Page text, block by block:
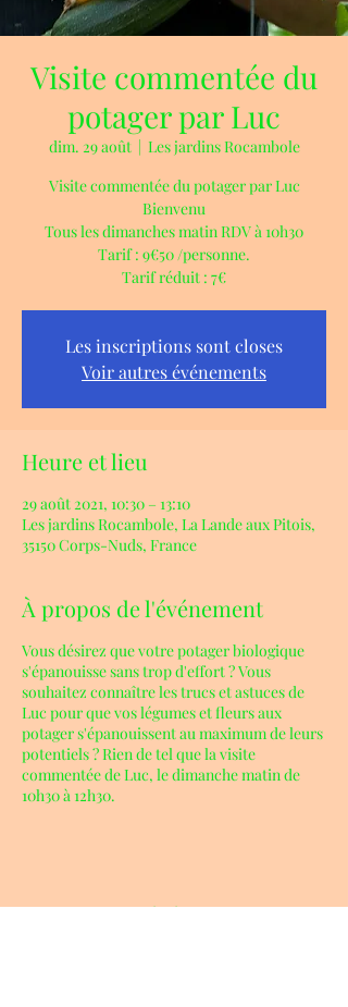
Visite commentée du
potager par Luc
dim. 29 août
  |
Les jardins Rocambole
Visite commentée du potager par Luc
Bienvenu
Tous les dimanches matin RDV à 10h30
Tarif : 9€50 /personne.
Tarif réduit : 7€
Les inscriptions sont closes
Voir autres événements
Heure et lieu
29 août 2021, 10:30 – 13:10
Les jardins Rocambole, La Lande aux Pitois,
35150 Corps-Nuds, France
À propos de l'événement
Vous désirez que votre potager biologique
s'épanouisse sans trop d'effort ? Vous
souhaitez connaître les trucs et astuces de
Luc pour que vos légumes et fleurs aux
potager s'épanouissent au maximum de leurs
potentiels ? Rien de tel que la visite
commentée de Luc, le dimanche matin de
10h30 à 12h30.
Partager cet événement